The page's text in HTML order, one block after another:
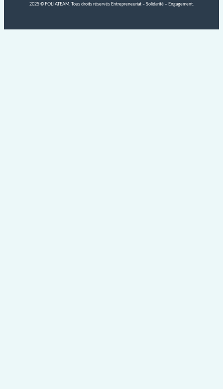
2025 © FOLIATEAM. Tous droits réservés Entrepreneuriat – Solidarité – Engagement.